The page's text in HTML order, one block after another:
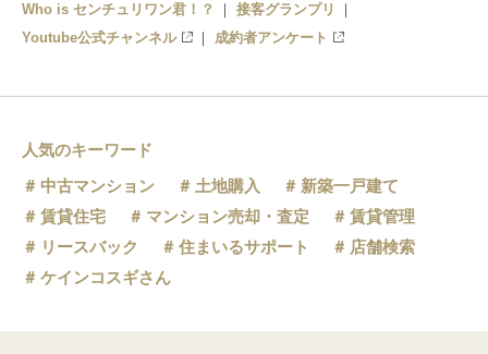
Who is センチュリワン君！？
接客グランプリ
Youtube公式チャンネル
成約者アンケート
人気のキーワード
中古マンション
土地購入
新築一戸建て
賃貸住宅
マンション売却・査定
賃貸管理
リースバック
住まいるサポート
店舗検索
ケインコスギさん